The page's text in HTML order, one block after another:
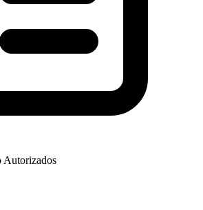
Autorizados